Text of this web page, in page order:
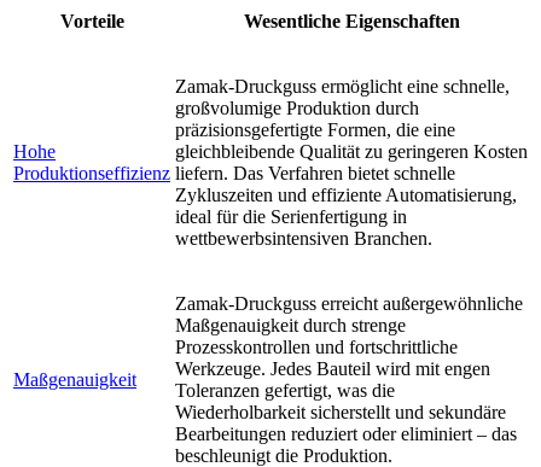
Vorteile Wesentliche Eigenschaften
Hohe
Produktionseffizienz
Zamak-Druckguss ermöglicht eine schnelle,
großvolumige Produktion durch
präzisionsgefertigte Formen, die eine
gleichbleibende Qualität zu geringeren Kosten
liefern. Das Verfahren bietet schnelle
Zykluszeiten und effiziente Automatisierung,
ideal für die Serienfertigung in
wettbewerbsintensiven Branchen.
Maßgenauigkeit
Zamak-Druckguss erreicht außergewöhnliche
Maßgenauigkeit durch strenge
Prozesskontrollen und fortschrittliche
Werkzeuge. Jedes Bauteil wird mit engen
Toleranzen gefertigt, was die
Wiederholbarkeit sicherstellt und sekundäre
Bearbeitungen reduziert oder eliminiert – das
beschleunigt die Produktion.